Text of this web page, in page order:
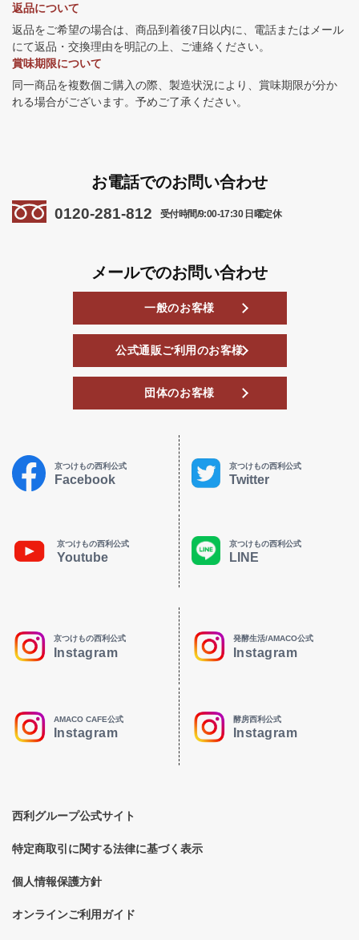
返品について
返品をご希望の場合は、商品到着後7日以内に、電話またはメール
にて返品・交換理由を明記の上、ご連絡ください。
賞味期限について
同一商品を複数個ご購入の際、製造状況により、賞味期限が分か
れる場合がございます。予めご了承ください。
お電話でのお問い合わせ
0120-281-812 受付時間/9:00-17:30 日曜定休
メールでのお問い合わせ
一般のお客様
公式通販ご利用のお客様
団体のお客様
京つけもの西利公式
Facebook
京つけもの西利公式
Twitter
京つけもの西利公式
Youtube
京つけもの西利公式
LINE
京つけもの西利公式
Instagram
発酵生活/AMACO公式
Instagram
AMACO CAFE公式
Instagram
酵房西利公式
Instagram
西利グループ公式サイト
特定商取引に関する法律に基づく表示
個人情報保護方針
オンラインご利用ガイド